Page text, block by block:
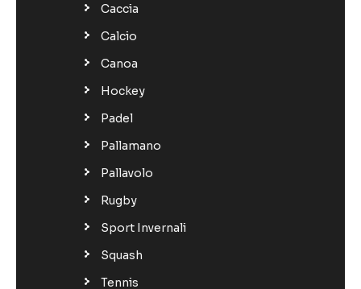
Caccia
Calcio
Canoa
Hockey
Padel
Pallamano
Pallavolo
Rugby
Sport Invernali
Squash
Tennis